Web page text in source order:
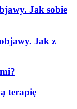
Jak sobie
Jak z
terapię